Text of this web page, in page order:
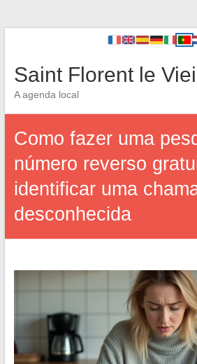
Saint Florent le
A agenda local
Como fazer uma
número reverso
identificar uma
desconhecida